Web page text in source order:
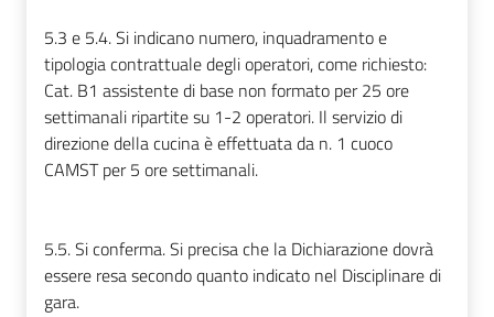
5.3 e 5.4. Si indicano numero, inquadramento e
tipologia contrattuale degli operatori, come richiesto:
Cat. B1 assistente di base non formato per 25 ore
settimanali ripartite su 1-2 operatori. Il servizio di
direzione della cucina è effettuata da n. 1 cuoco
CAMST per 5 ore settimanali.
5.5. Si conferma. Si precisa che la Dichiarazione dovrà
essere resa secondo quanto indicato nel Disciplinare di
gara.